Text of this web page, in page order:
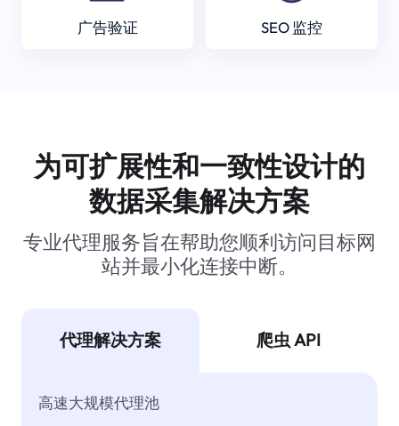
广告验证 SEO 监控
为可扩展性和一致性设计的
数据采集解决方案
专业代理服务旨在帮助您顺利访问目标网
站并最小化连接中断。
代理解决方案 爬虫 API
高速大规模代理池